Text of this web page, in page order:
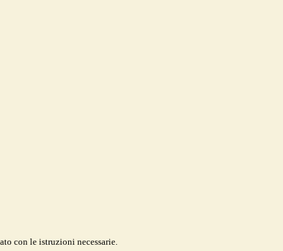
con le istruzioni necessarie.